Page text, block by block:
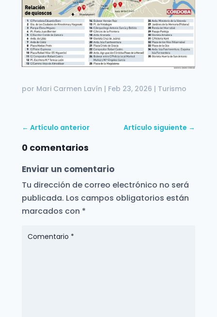
por Mari Carmen Lavín | Feb 23, 2026 | Turismo
← Artículo anterior Artículo siguiente →
0 comentarios
Enviar un comentario
Tu dirección de correo electrónico no será
publicada. Los campos obligatorios están
marcados con *